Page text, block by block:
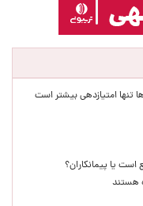
امتیازدهی‌ بیشتر است
یا پیمانکاران؟
هستند